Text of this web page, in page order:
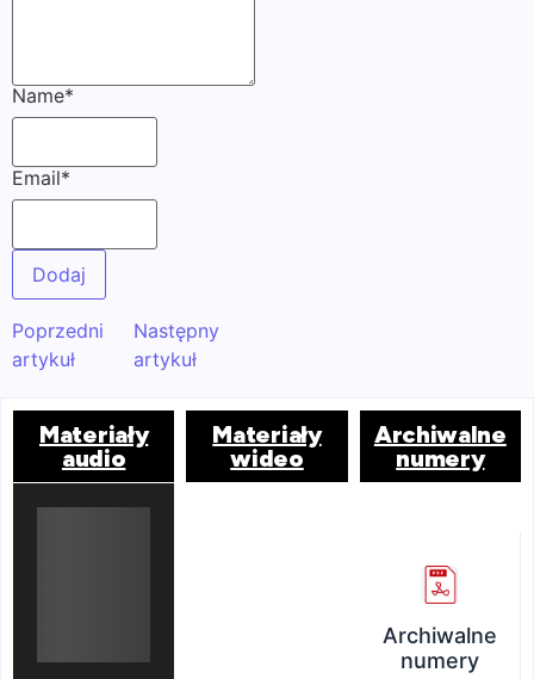
Name*
Email*
Poprzedni
artykuł
Następny
artykuł
Materiały
audio
Materiały
wideo
Archiwalne
numery
Archiwalne
numery